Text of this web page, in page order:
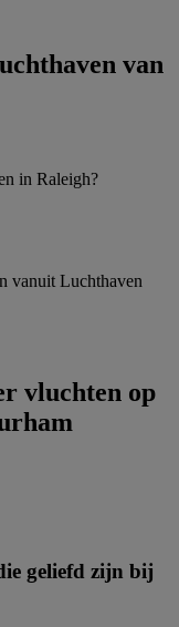
van
in Raleigh?
vanuit Luchthaven
vluchten op
geliefd zijn bij